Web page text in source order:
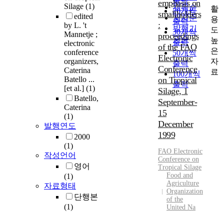
Silage (1)
edited
by L. 't
Mannetje ;
electronic
conference
organizers,
Caterina
Batello ...
[et al.] (1)
Batello,
Caterina
(1)
발행연도
2000
(1)
작성언어
영어
(1)
자료형태
단행본
(1)
제목순
저자순
발행기
관순
20개씩
출력
30개씩
출력
50개씩
출력
100개씩
출력
emphasis on
smallholders
:
proceedings
of the FAO
Electronic
Conference
on Tropical
Silage, 1
September-
15
December
1999
FAO Electronic
Conference on
Tropical Silage
Food and
Agriculture
Organization
of the
United Na
활
용
도
높
은
자
료